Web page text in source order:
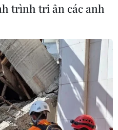
trình tri ân các anh